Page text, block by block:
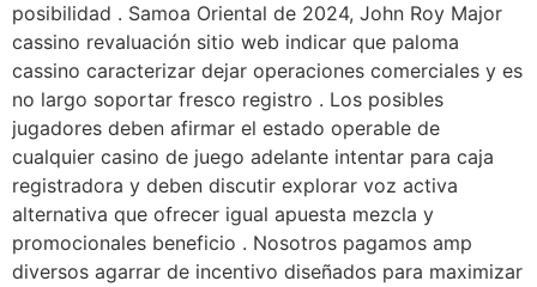
posibilidad . Samoa Oriental de 2024, John Roy Major
cassino revaluación sitio web indicar que paloma
cassino caracterizar dejar operaciones comerciales y es
no largo soportar fresco registro . Los posibles
jugadores deben afirmar el estado operable de
cualquier casino de juego adelante intentar para caja
registradora y deben discutir explorar voz activa
alternativa que ofrecer igual apuesta mezcla y
promocionales beneficio . Nosotros pagamos amp
diversos agarrar de incentivo diseñados para maximizar